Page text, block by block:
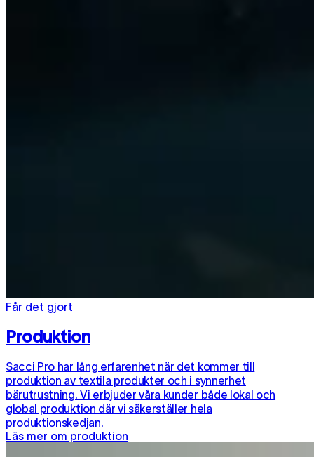
Får det gjort
Produktion
Sacci Pro har lång erfarenhet när det kommer till
produktion av textila produkter och i synnerhet
bärutrustning. Vi erbjuder våra kunder både lokal och
global produktion där vi säkerställer hela
produktionskedjan.
Läs mer om produktion